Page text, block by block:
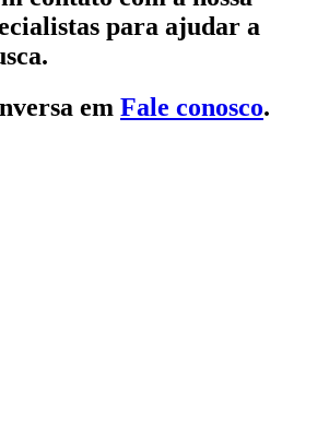
para ajudar a
em Fale conosco.